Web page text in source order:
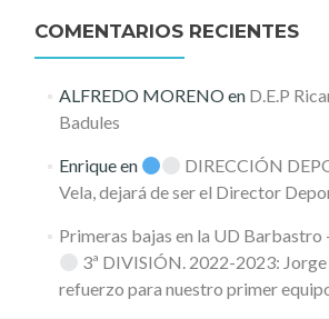
COMENTARIOS RECIENTES
ALFREDO MORENOen D.E.P
Badules
Enriqueen
DIRECCIÓN
Vela, dejará de ser el Director
Primeras bajas en la UD Barbastro
3ª DIVISIÓN. 2022-2023: Jorge
refuerzo para nuestro primer